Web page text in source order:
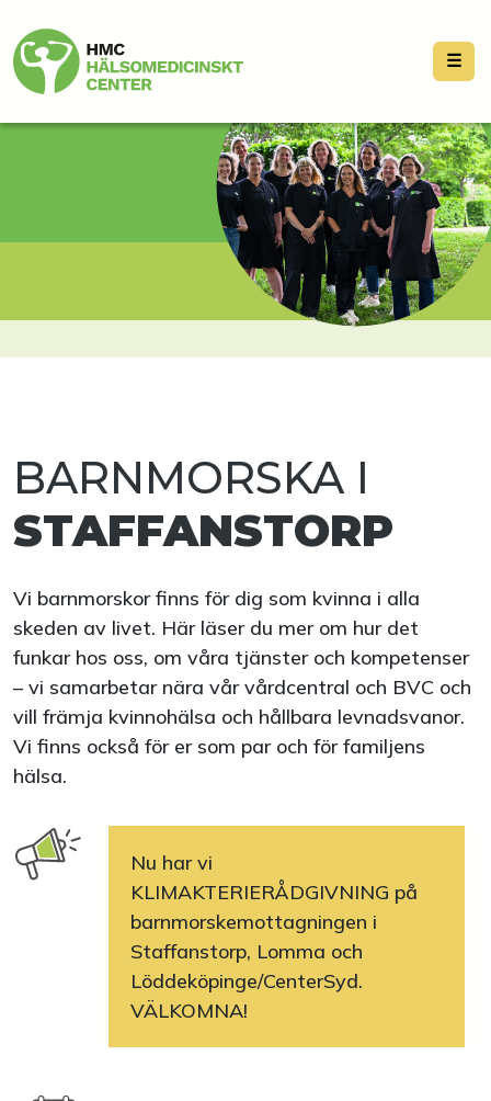
☰
BARNMORSKA I
STAFFANSTORP
Vi barnmorskor finns för dig som kvinna i alla
skeden av livet. Här läser du mer om hur det
funkar hos oss, om våra tjänster och kompetenser
– vi samarbetar nära vår vårdcentral och BVC och
vill främja kvinnohälsa och hållbara levnadsvanor.
Vi finns också för er som par och för familjens
hälsa.
Nu har vi
KLIMAKTERIERÅDGIVNING på
barnmorskemottagningen i
Staffanstorp, Lomma och
Löddeköpinge/CenterSyd.
VÄLKOMNA!